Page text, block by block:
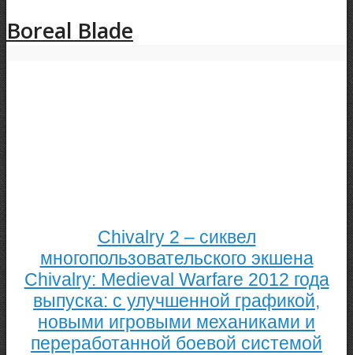
Boreal Blade
Chivalry 2 – сиквел
многопользовательского экшена
Chivalry: Medieval Warfare 2012 года
выпуска: с улучшенной графикой,
новыми игровыми механиками и
переработанной боевой системой